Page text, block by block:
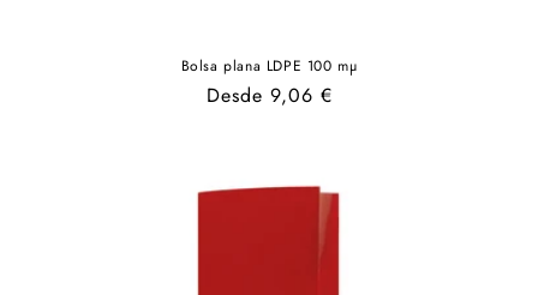
Bolsa plana LDPE 100 mµ
Precio
Desde 9,06 €